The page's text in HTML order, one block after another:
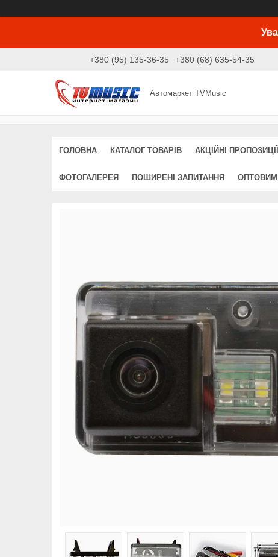
+380 (95) 135-36-35 +380 (68) 635-54-35
Автомаркет TVMusic
ГОЛОВНА КАТАЛОГ ТОВАРІВ АКЦІЙНІ ПРОПОЗИЦІЇ
ФОТОГАЛЕРЕЯ ПОШИРЕНІ ЗАПИТАННЯ